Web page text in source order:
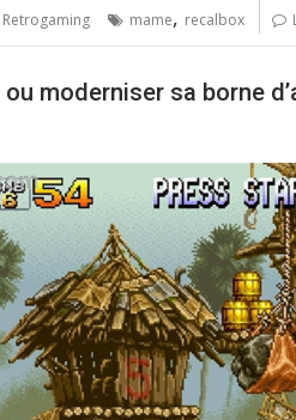
Retrogaming mame, recalbox
moderniser sa borne